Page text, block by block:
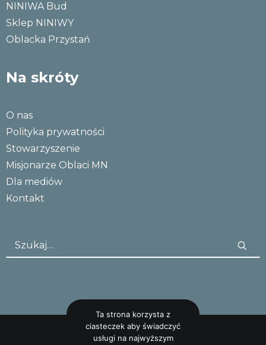
NINIWA Bud
Sklep NINIWY
Oblacka Przystań
Na skróty
O nas
Polityka prywatności
Stowarzyszenie
Misjonarze Oblaci MN
Dla mediów
Kontakt
Ta strona korzysta z
ciasteczek aby świadczyć
usługi na najwyższym